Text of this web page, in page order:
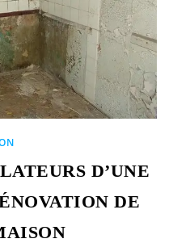
D’UNE
DE